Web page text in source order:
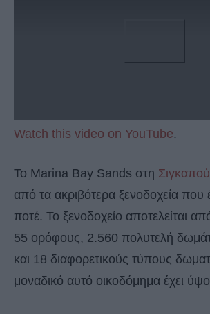
Watch this video on YouTube.
Το Marina Bay Sands στη
από τα ακριβότερα ξενοδοχεία που
ποτέ. Το ξενοδοχείο αποτελείται
55 ορόφους, 2.560 πολυτελή
και 18 διαφορετικούς τύπους
μοναδικό αυτό οικοδόμημα έχει